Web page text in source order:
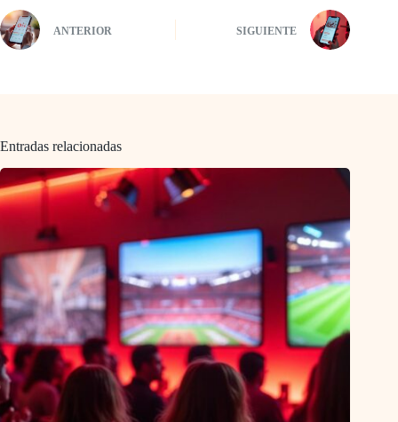
ANTERIOR SIGUIENTE
Entradas relacionadas